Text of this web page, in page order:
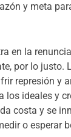
y meta
en la
por lo justo.
represión y
los ideales y
costa y se
o esperar